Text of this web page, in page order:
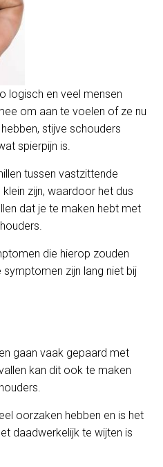
logisch en veel mensen
om aan te voelen of ze nu
stijve schouders
spierpijn is.
tussen vastzittende
zijn, waardoor het dus
dat je te maken hebt met
die hierop zouden
symptomen zijn lang niet bij
gaan vaak gepaard met
kan dit ook te maken
oorzaken hebben en is het
daadwerkelijk te wijten is